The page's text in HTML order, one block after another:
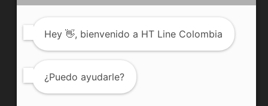
Celular: 3222352225
Teléfono: +57 601 7447378
Hey 👋, bienvenido a HT Line Colombia
¿Puedo ayudarle?